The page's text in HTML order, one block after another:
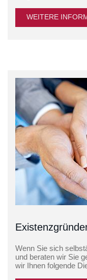
WEITERE
Wenn Sie sich
und beraten wir Sie
wir Ihnen folgende